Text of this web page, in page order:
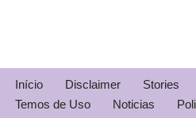
Início Disclaimer Stories
Temos de Uso
Noticias